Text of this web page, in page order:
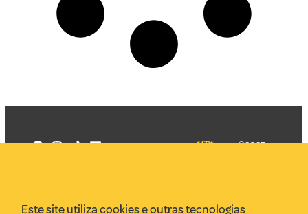
©2025
Este site utiliza cookies e outras tecnologias